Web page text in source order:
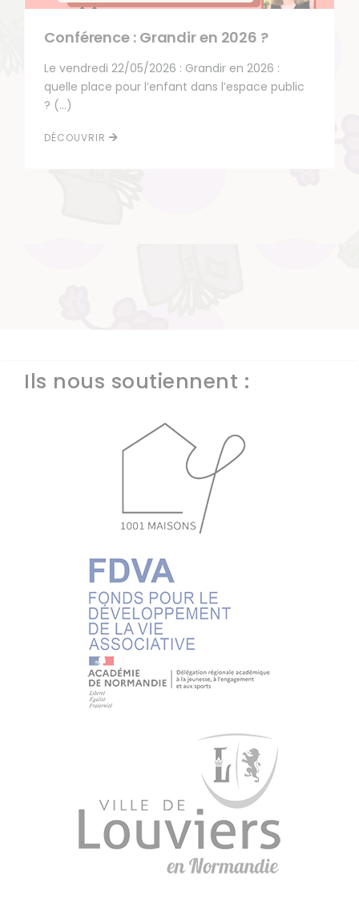
Conférence : Grandir en 2026 ?
Le vendredi 22/05/2026 : Grandir en 2026 :
quelle place pour l’enfant dans l’espace public
? (…)
DÉCOUVRIR
Ils nous soutiennent :